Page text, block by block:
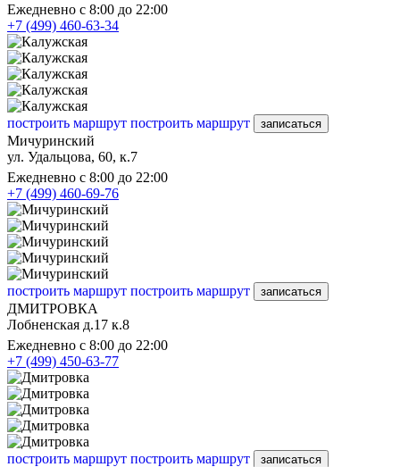
Ежедневно с 8:00 до 22:00
+7 (499) 460-63-34
построить маршрут построить маршрут записаться
Мичуринский
ул. Удальцова, 60, к.7
Ежедневно с 8:00 до 22:00
+7 (499) 460-69-76
построить маршрут построить маршрут записаться
ДМИТРОВКА
Лобненская д.17 к.8
Ежедневно с 8:00 до 22:00
+7 (499) 450-63-77
построить маршрут построить маршрут записаться